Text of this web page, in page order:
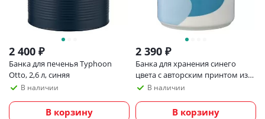
2 400 ₽
Банка для печенья Typhoon
Otto, 2,6 л, синяя
В наличии
В корзину
2 390 ₽
Банка для хранения синего
цвета с авторским принтом из
коллекции freak fruit, 1,25л
В наличии
В корзину